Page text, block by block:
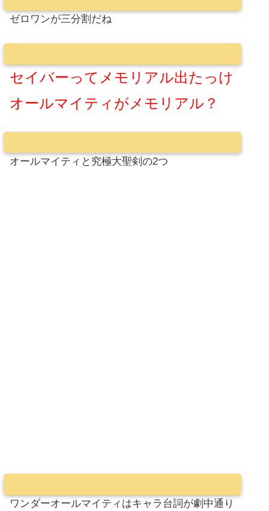
ゼロワンが三分割だね
セイバーってメモリアル出たっけ
オールマイティがメモリアル？
オールマイティと究極大聖剣の2つ
ワンダーオールマイティはキャラ台詞が劇中通り